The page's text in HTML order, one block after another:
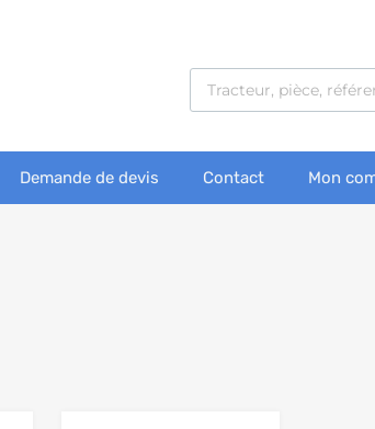
Demande de devis Contact Mon